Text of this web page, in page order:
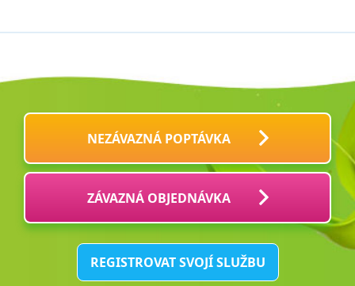
NEZÁVAZNÁ POPTÁVKA
ZÁVAZNÁ OBJEDNÁVKA
REGISTROVAT SVOJÍ SLUŽBU